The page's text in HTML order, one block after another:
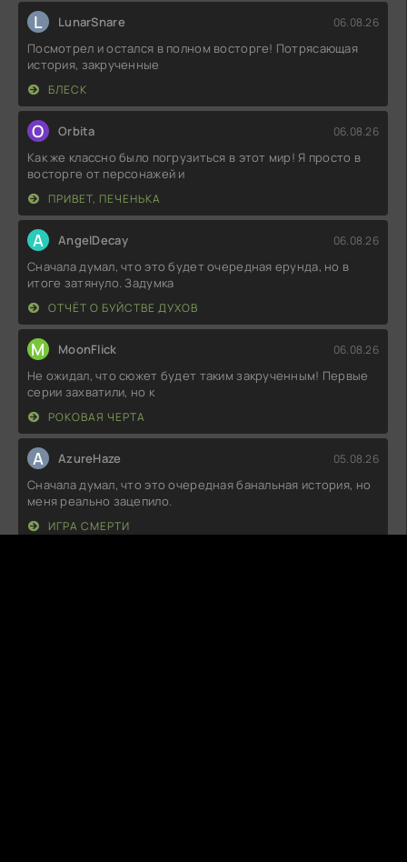
L LunarSnare 06.08.26
Посмотрел и остался в полном восторге! Потрясающая
история, закрученные
БЛЕСК
O Orbita 06.08.26
Как же классно было погрузиться в этот мир! Я просто в
восторге от персонажей и
ПРИВЕТ, ПЕЧЕНЬКА
A AngelDecay 06.08.26
Сначала думал, что это будет очередная ерунда, но в
итоге затянуло. Задумка
ОТЧЁТ О БУЙСТВЕ ДУХОВ
M MoonFlick 06.08.26
Не ожидал, что сюжет будет таким закрученным! Первые
серии захватили, но к
РОКОВАЯ ЧЕРТА
A AzureHaze 05.08.26
Сначала думал, что это очередная банальная история, но
меня реально зацепило.
ИГРА СМЕРТИ